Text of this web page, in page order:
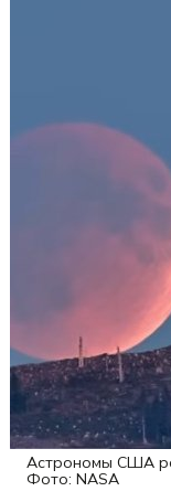
Астрономы США
Фото: NASA